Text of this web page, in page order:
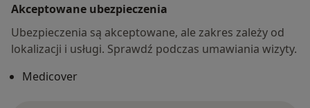
Akceptowane ubezpieczenia
Ubezpieczenia są akceptowane, ale zakres zależy od
lokalizacji i usługi. Sprawdź podczas umawiania wizyty.
Medicover